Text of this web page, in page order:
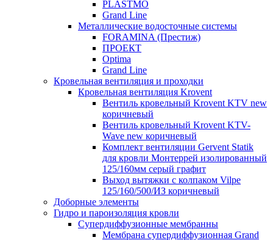
PLASTMO
Grand Line
Металлические водосточные системы
FORAMINA (Престиж)
ПРОЕКТ
Optima
Grand Line
Кровельная вентиляция и проходки
Кровельная вентиляция Krovent
Вентиль кровельный Krovent KTV new
коричневый
Вентиль кровельный Krovent KTV-
Wave new коричневый
Комплект вентиляции Gervent Statik
для кровли Монтеррей изолированный
125/160мм серый графит
Выход вытяжки с колпаком Vilpe
125/160/500/ИЗ коричневый
Доборные элементы
Гидро и пароизоляция кровли
Супердиффузионные мембранны
Мембрана супердиффузионная Grand